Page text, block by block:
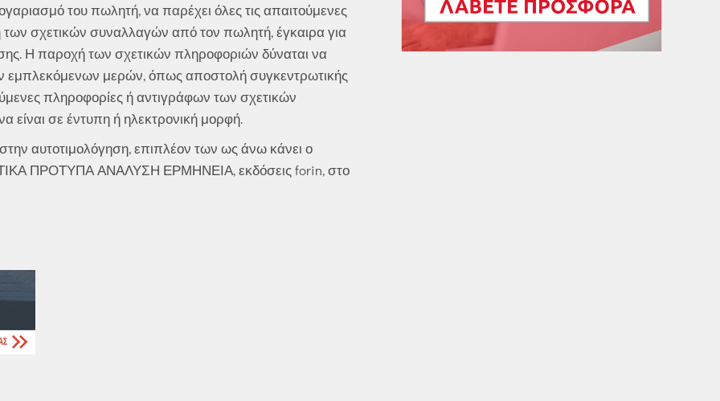
του πωλητή, να παρέχει όλες τις απαιτούμενες
σχετικών συναλλαγών από τον πωλητή, έγκαιρα για
Η παροχή των σχετικών πληροφοριών δύναται να
εμπλεκόμενων μερών, όπως αποστολή συγκεντρωτικής
πληροφορίες ή αντιγράφων των σχετικών
είναι σε έντυπη ή ηλεκτρονική μορφή.
αυτοτιμολόγηση, επιπλέον των ως άνω κάνει ο
ΠΡΟΤΥΠΑ ΑΝΑΛΥΣΗ ΕΡΜΗΝΕΙΑ, εκδόσεις forin, στο